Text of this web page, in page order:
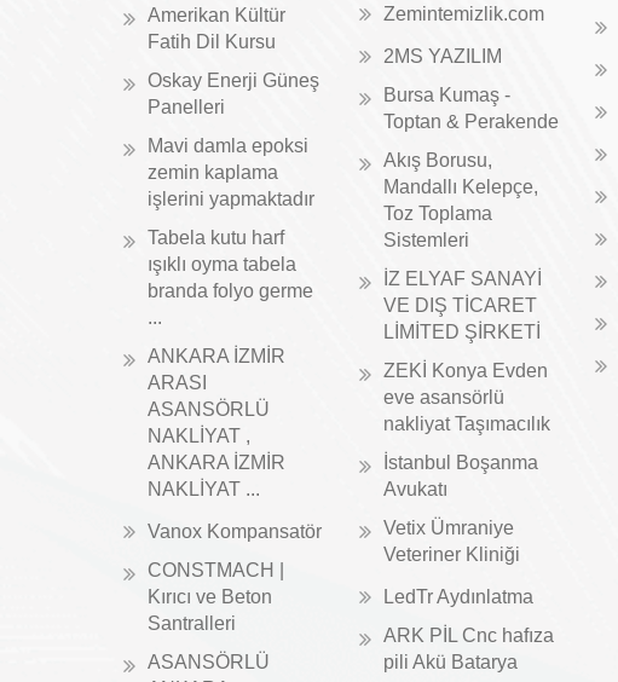
Amerikan Kültür
Fatih Dil Kursu
Oskay Enerji Güneş
Panelleri
Mavi damla epoksi
zemin kaplama
işlerini yapmaktadır
Tabela kutu harf
ışıklı oyma tabela
branda folyo germe
...
ANKARA İZMİR
ARASI
ASANSÖRLÜ
NAKLİYAT ,
ANKARA İZMİR
NAKLİYAT ...
Vanox Kompansatör
CONSTMACH |
Kırıcı ve Beton
Santralleri
ASANSÖRLÜ
Zemintemizlik.com
2MS YAZILIM
Bursa Kumaş -
Toptan & Perakende
Akış Borusu,
Mandallı Kelepçe,
Toz Toplama
Sistemleri
İZ ELYAF SANAYİ
VE DIŞ TİCARET
LİMİTED ŞİRKETİ
ZEKİ Konya Evden
eve asansörlü
nakliyat Taşımacılık
İstanbul Boşanma
Avukatı
Vetix Ümraniye
Veteriner Kliniği
LedTr Aydınlatma
ARK PİL Cnc hafıza
pili Akü Batarya